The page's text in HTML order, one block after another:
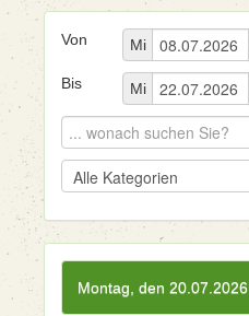
Von Mi
Bis Mi
Montag, den 20.07.2026